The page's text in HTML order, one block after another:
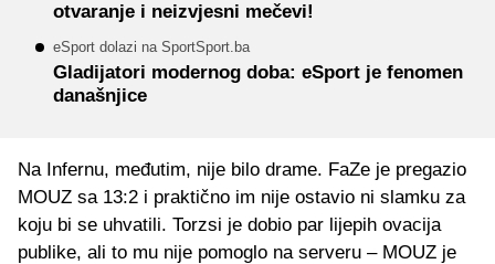
otvaranje i neizvjesni mečevi!
eSport dolazi na SportSport.ba
Gladijatori modernog doba: eSport je fenomen
današnjice
Na Infernu, međutim, nije bilo drame. FaZe je pregazio
MOUZ sa 13:2 i praktično im nije ostavio ni slamku za
koju bi se uhvatili. Torzsi je dobio par lijepih ovacija
publike, ali to mu nije pomoglo na serveru – MOUZ je